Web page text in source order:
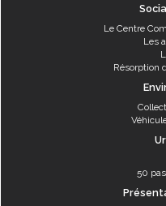
Le Centre
Les
Résorption
50